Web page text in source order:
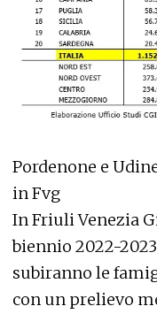
Pordenone e
in Fvg
In Friuli Venezia
biennio 2022-
subiranno le
con un prelievo